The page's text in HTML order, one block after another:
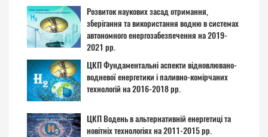
Розвиток наукових засад отримання,
зберігання та використання водню в системах
автономного енергозабезпечення на 2019-
2021 рр.
ЦКП Фундаментальні аспекти відновлювано-
водневої енергетики і паливно-комірчаних
технологій на 2016-2018 рр.
ЦКП Водень в альтернативній енергетиці та
новітніх технологіях на 2011-2015 рр.